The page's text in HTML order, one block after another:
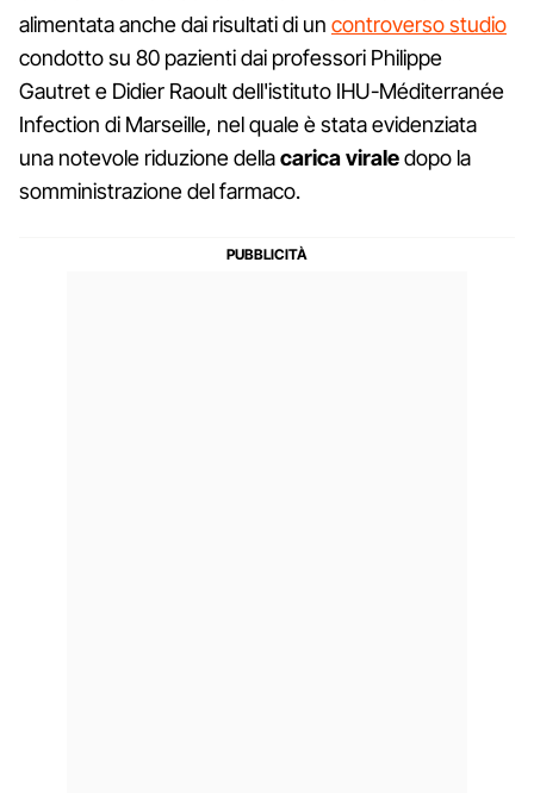
alimentata anche dai risultati di un controverso studio
condotto su 80 pazienti dai professori Philippe
Gautret e Didier Raoult dell'istituto IHU-Méditerranée
Infection di Marseille, nel quale è stata evidenziata
una notevole riduzione dellacarica viraledopo la
somministrazione del farmaco.